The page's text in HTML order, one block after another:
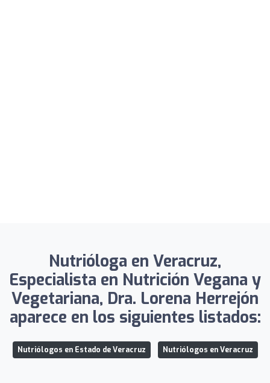
Nutrióloga en Veracruz,
Especialista en Nutrición Vegana y
Vegetariana, Dra. Lorena Herrejón
aparece en los siguientes listados:
Nutriólogos en Estado de Veracruz Nutriólogos en Veracruz